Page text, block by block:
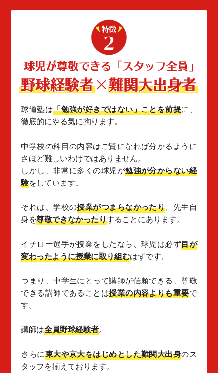
球道塾は「勉強が好きではない」ことを前提に、
徹底的にやる気に拘ります。
中学校の科目の内容はご覧になれば分かるように
さほど難しいわけではありません。
しかし、非常に多くの球児が勉強が分からない経
験をしています。
それは、学校の授業がつまらなかったり、先生自
身を尊敬できなかったりすることにあります。
イチロー選手が授業をしたなら、球児は必ず目が
変わったように授業に取り組むはずです。
つまり、中学生にとって講師が信頼できる、尊敬
できる講師であることは授業の内容よりも重要で
す。
講師は全員野球経験者。
さらに東大や京大をはじめとした難関大出身のス
タッフを揃えております。